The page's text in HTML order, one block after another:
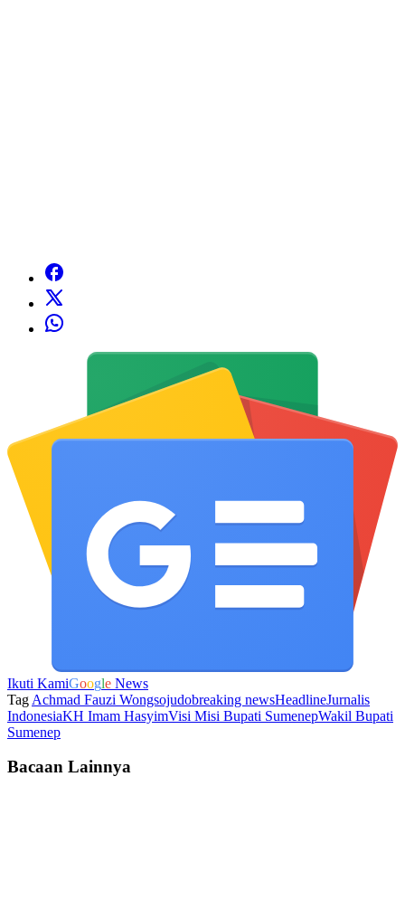
Ikuti KamiGoogle News
Tag Achmad Fauzi Wongsojudobreaking newsHeadlineJurnalis
IndonesiaKH Imam HasyimVisi Misi Bupati SumenepWakil Bupati
Sumenep
Bacaan Lainnya